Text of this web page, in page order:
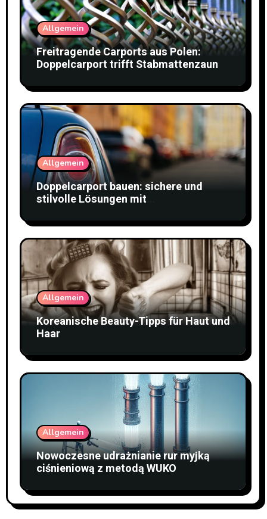
Allgemein
Freitragende Carports aus Polen:
Doppelcarport trifft Stabmattenzaun
Allgemein
Doppelcarport bauen: sichere und
stilvolle Lösungen mit
Allgemein
Koreanische Beauty-Tipps für Haut und
Haar
Allgemein
Nowoczesne udrażnianie rur myjką
ciśnieniową z metodą WUKO